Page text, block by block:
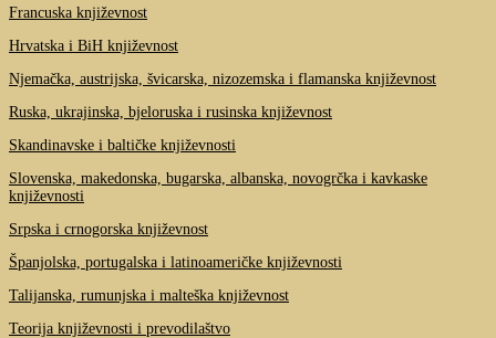
Francuska književnost
Hrvatska i BiH književnost
Njemačka, austrijska, švicarska, nizozemska i flamanska književnost
Ruska, ukrajinska, bjeloruska i rusinska književnost
Skandinavske i baltičke književnosti
Slovenska, makedonska, bugarska, albanska, novogrčka i kavkaske
književnosti
Srpska i crnogorska književnost
Španjolska, portugalska i latinoameričke književnosti
Talijanska, rumunjska i malteška književnost
Teorija književnosti i prevodilaštvo